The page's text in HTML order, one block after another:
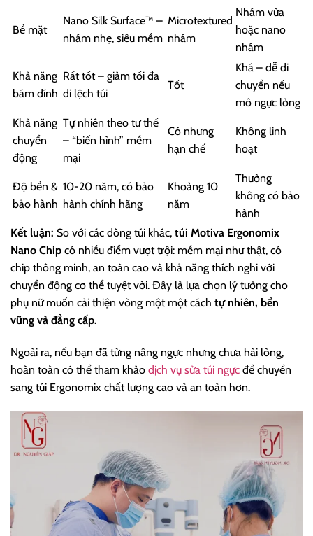
Bề mặt
Nano Silk Surface™ –
nhám nhẹ, siêu mềm
Microtextured
nhám
Nhám vừa
hoặc nano
nhám
Khả năng
bám dính
Rất tốt – giảm tối đa
di lệch túi
Tốt
Khá – dễ di
chuyển nếu
mô ngực lỏng
Khả năng
chuyển
động
Tự nhiên theo tư thế
– “biến hình” mềm
mại
Có nhưng
hạn chế
Không linh
hoạt
Độ bền &
bảo hành
10-20 năm, có bảo
hành chính hãng
Khoảng 10
năm
Thường
không có bảo
hành
Kết luận: So với các dòng túi khác, túi Motiva Ergonomix
Nano Chip có nhiều điểm vượt trội: mềm mại như thật, có
chip thông minh, an toàn cao và khả năng thích nghi với
chuyển động cơ thể tuyệt vời. Đây là lựa chọn lý tưởng cho
phụ nữ muốn cải thiện vòng một một cách tự nhiên, bền
vững và đẳng cấp.
Ngoài ra, nếu bạn đã từng nâng ngực nhưng chưa hài lòng,
hoàn toàn có thể tham khảo dịch vụ sửa túi ngực để chuyển
sang túi Ergonomix chất lượng cao và an toàn hơn.